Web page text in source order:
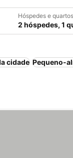
Hóspedes e quartos
2 hóspedes, 1
cidade Pequeno-